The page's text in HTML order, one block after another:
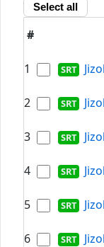
Select all
#
1
2
3
4
5
6